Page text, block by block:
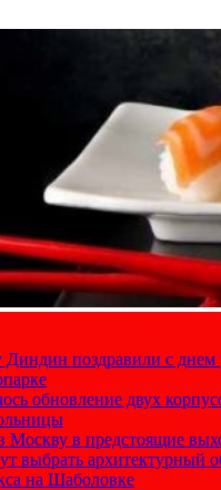
поздравили с днем
обновление двух
Москву в предстоящие
выбрать архитектурный
на Шаболовке